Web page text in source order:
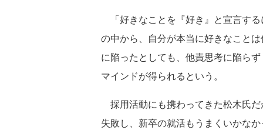
「好きなことを『好き』と宣言す
の中から、自分が本当に好きなこと
に陥ったとしても、他責思考に陥ら
マインドが得られるという。
採用活動にも携わってきた松木氏
失敗し、新卒の就活もうまくいかな